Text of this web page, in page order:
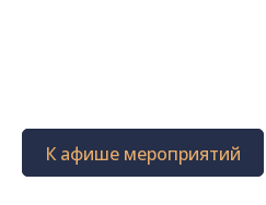
К афише мероприятий